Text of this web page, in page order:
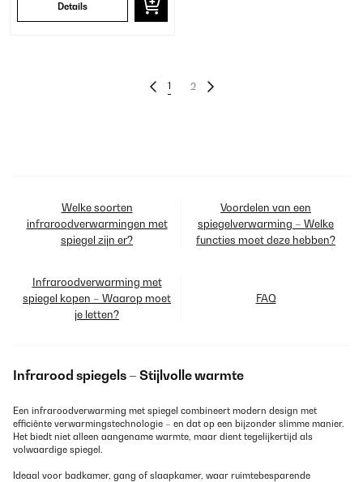
Details
1 2
Welke soorten
infraroodverwarmingen met
spiegel zijn er?
Voordelen van een
spiegelverwarming – Welke
functies moet deze hebben?
Infraroodverwarming met
spiegel kopen – Waarop moet
je letten?
FAQ
Infrarood spiegels – Stijlvolle warmte
Een infraroodverwarming met spiegel combineert modern design met
efficiënte verwarmingstechnologie – en dat op een bijzonder slimme manier.
Het biedt niet alleen aangename warmte, maar dient tegelijkertijd als
volwaardige spiegel.
Ideaal voor badkamer, gang of slaapkamer, waar ruimtebesparende